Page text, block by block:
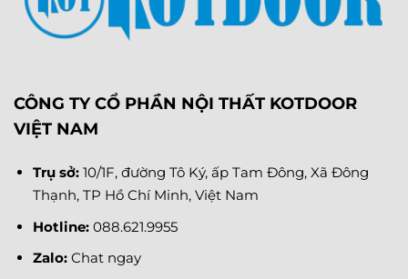
CÔNG TY CỔ PHẦN NỘI THẤT KOTDOOR
VIỆT NAM
Trụ sở: 10/1F, đường Tô Ký, ấp Tam Đông, Xã Đông
Thạnh, TP Hồ Chí Minh, Việt Nam
Hotline: 088.621.9955
Zalo: Chat ngay